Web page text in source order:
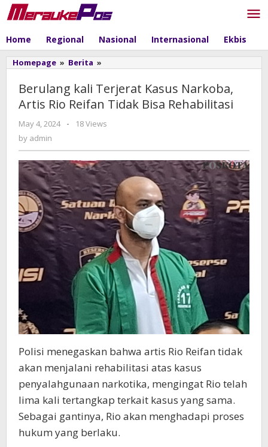
Skip
to
Home Regional Nasional Internasional Ekbis
Homepage » Berita »
Terjerat
Kasus
Narkoba,
Tidak
Bisa
Rehabilitasi
Berulang kali Terjerat Kasus Narkoba,
Artis Rio Reifan Tidak Bisa Rehabilitasi
May 4, 2024
by
-
18 Views
by admin
Polisi menegaskan bahwa artis Rio Reifan tidak
akan menjalani rehabilitasi atas kasus
penyalahgunaan narkotika, mengingat Rio telah
lima kali tertangkap terkait kasus yang sama.
Sebagai gantinya, Rio akan menghadapi proses
hukum yang berlaku.